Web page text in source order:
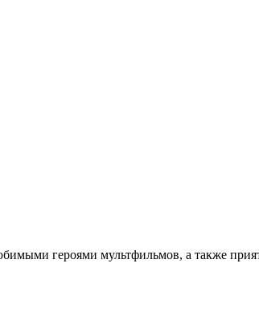
героями мультфильмов, а также